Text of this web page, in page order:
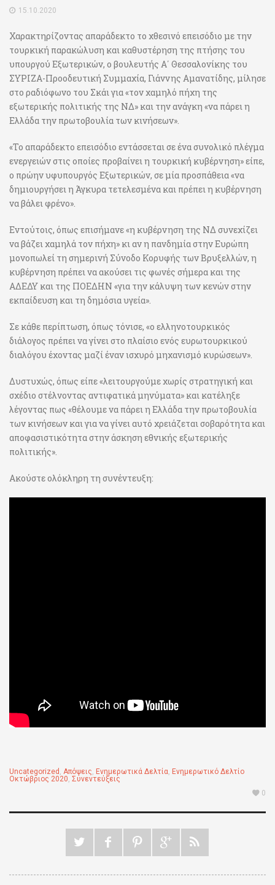
15.10.2020
Χαρακτηρίζοντας απαράδεκτο το χθεσινό επεισόδιο με την
τουρκική παρακώλυση και καθυστέρηση της πτήσης του
υπουργού Εξωτερικών, ο βουλευτής Α΄ Θεσσαλονίκης του
ΣΥΡΙΖΑ-Προοδευτική Συμμαχία, Γιάννης Αμανατίδης, μίλησε
στο ραδιόφωνο του Σκάι για «τον χαμηλό πήχη της
εξωτερικής πολιτικής της ΝΔ» και την ανάγκη «να πάρει η
Ελλάδα την πρωτοβουλία των κινήσεων».
«Το απαράδεκτο επεισόδιο εντάσσεται σε ένα συνολικό πλέγμα
ενεργειών στις οποίες προβαίνει η τουρκική κυβέρνηση» είπε,
ο πρώην υφυπουργός Εξωτερικών, σε μία προσπάθεια «να
δημιουργήσει η Άγκυρα τετελεσμένα και πρέπει η κυβέρνηση
να βάλει φρένο».
Εντούτοις, όπως επισήμανε «η κυβέρνηση της ΝΔ συνεχίζει
να βάζει χαμηλά τον πήχη» κι αν η πανδημία στην Ευρώπη
μονοπωλεί τη σημερινή Σύνοδο Κορυφής των Βρυξελλών, η
κυβέρνηση πρέπει να ακούσει τις φωνές σήμερα και της
ΑΔΕΔΥ και της ΠΟΕΔΗΝ «για την κάλυψη των κενών στην
εκπαίδευση και τη δημόσια υγεία».
Σε κάθε περίπτωση, όπως τόνισε, «ο ελληνοτουρκικός
διάλογος πρέπει να γίνει στο πλαίσιο ενός ευρωτουρκικού
διαλόγου έχοντας μαζί έναν ισχυρό μηχανισμό κυρώσεων».
Δυστυχώς, όπως είπε «λειτουργούμε χωρίς στρατηγική και
σχέδιο στέλνοντας αντιφατικά μηνύματα» και κατέληξε
λέγοντας πως «θέλουμε να πάρει η Ελλάδα την πρωτοβουλία
των κινήσεων και για να γίνει αυτό χρειάζεται σοβαρότητα και
αποφασιστικότητα στην άσκηση εθνικής εξωτερικής
πολιτικής».
Ακούστε ολόκληρη τη συνέντευξη:
Uncategorized , Απόψεις, Ενημερωτικά Δελτία, Ενημερωτικό Δελτίο
Οκτώβριος 2020, Συνεντεύξεις
0